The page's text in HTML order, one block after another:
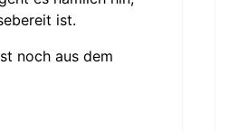
ist.
noch aus dem